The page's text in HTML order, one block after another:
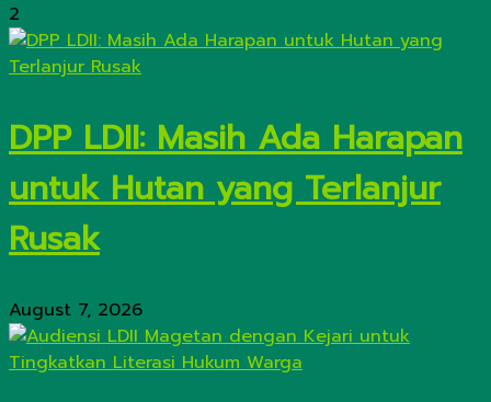
2
DPP LDII: Masih Ada Harapan
untuk Hutan yang Terlanjur
Rusak
August 7, 2026